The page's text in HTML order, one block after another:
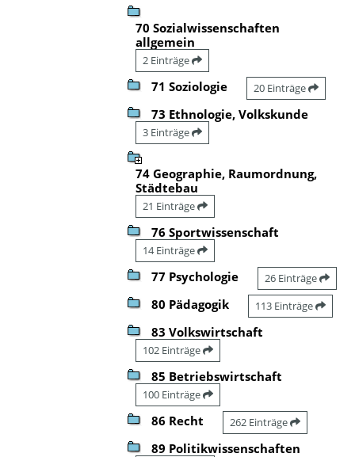
70 Sozialwissenschaften
allgemein
2 Einträge
71 Soziologie 20 Einträge
73 Ethnologie, Volkskunde
3 Einträge
74 Geographie, Raumordnung,
Städtebau
21 Einträge
76 Sportwissenschaft
14 Einträge
77 Psychologie 26 Einträge
80 Pädagogik 113 Einträge
83 Volkswirtschaft
102 Einträge
85 Betriebswirtschaft
100 Einträge
86 Recht 262 Einträge
89 Politikwissenschaften